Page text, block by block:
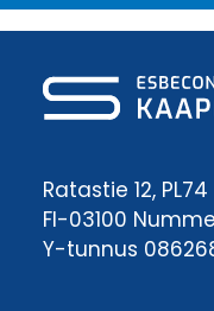
Ratastie 12, PL74
FI-03100
Y-tunnus